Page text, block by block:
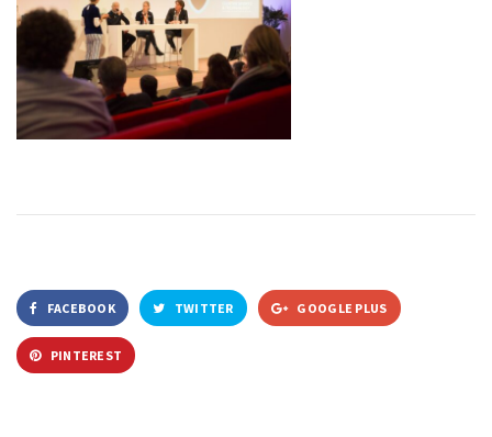
FACEBOOK TWITTER GOOGLE PLUS
PINTEREST